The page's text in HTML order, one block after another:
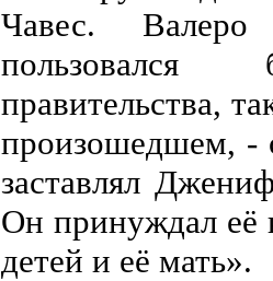
Чавес.
пользовался
правительства,
произошедшем, -
заставлял
Он принуждал её
детей и её мать».